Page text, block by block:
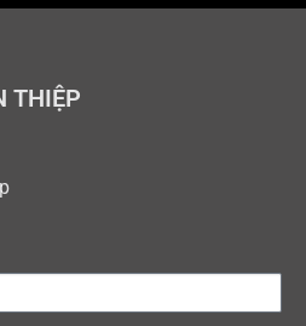
THIỆP